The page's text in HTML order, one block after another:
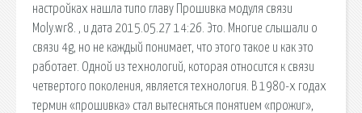
настройках нашла типо главу Прошивка модуля связи
Moly.wr8. , и дата 2015.05.27 14:26. Это. Многие слышали о
связи 4g, но не каждый понимает, что этого такое и как это
работает. Одной из технологий, которая относится к связи
четвертого поколения, является технология. В 1980-х годах
термин «прошивка» стал вытесняться понятием «прожиг»,